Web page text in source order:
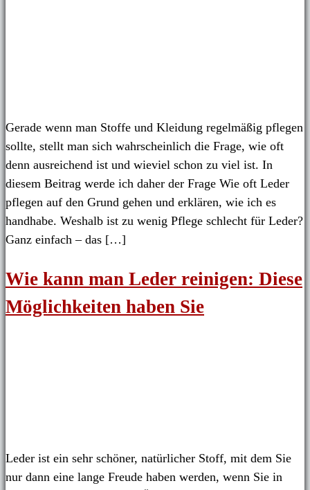
Gerade wenn man Stoffe und Kleidung regelmäßig pflegen
sollte, stellt man sich wahrscheinlich die Frage, wie oft
denn ausreichend ist und wieviel schon zu viel ist. In
diesem Beitrag werde ich daher der Frage Wie oft Leder
pflegen auf den Grund gehen und erklären, wie ich es
handhabe. Weshalb ist zu wenig Pflege schlecht für Leder?
Ganz einfach – das […]
Wie kann man Leder reinigen: Diese
Möglichkeiten haben Sie
Leder ist ein sehr schöner, natürlicher Stoff, mit dem Sie
nur dann eine lange Freude haben werden, wenn Sie in